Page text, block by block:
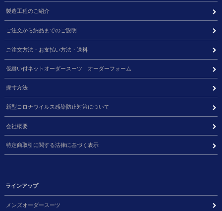
製造工程のご紹介
ご注文から納品までのご説明
ご注文方法・お支払い方法・送料
仮縫い付ネットオーダースーツ オーダーフォーム
採寸方法
新型コロナウイルス感染防止対策について
会社概要
特定商取引に関する法律に基づく表示
ラインアップ
メンズオーダースーツ